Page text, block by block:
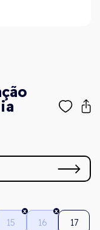
15 16 17